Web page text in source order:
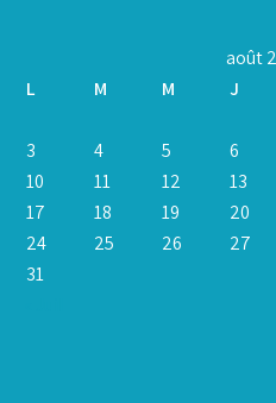
août
L
M M J
3
4 5 6
10
11 12 13
17
18 19 20
24
25 26 27
31